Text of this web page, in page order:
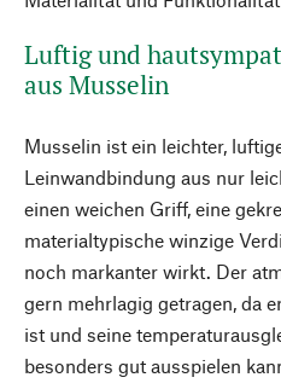
Luftig und
aus Musselin
Musselin ist ein leichter,
Leinwandbindung aus nur
einen weichen Griff, eine
materialtypische winzige
noch markanter wirkt. Der
gern mehrlagig getragen, da
ist und seine
besonders gut ausspielen